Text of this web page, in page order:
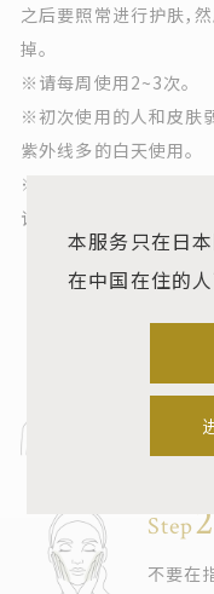
之后要照常进行护肤，
掉。
※请每周使用2~3次。
※初次使用的人和皮肤
紫外线多的白天使用。
※涂上皮肤酸橙后，20
请温柔地按摩，用纸巾等
洗脸后
~4滴)
Step
不要在
本服务只在日本
在中国在住的人